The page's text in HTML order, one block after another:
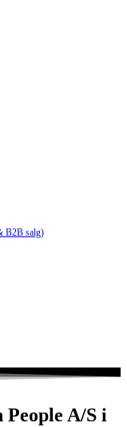
B2B salg)
A/S i